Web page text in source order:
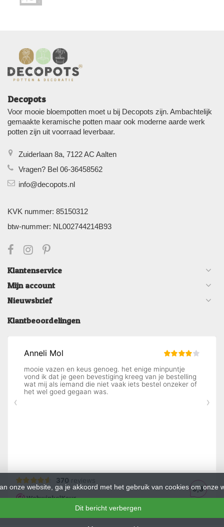
Decopots
Voor mooie bloempotten moet u bij Decopots zijn. Ambachtelijk
gemaakte keramische potten maar ook moderne aarde werk
potten zijn uit voorraad leverbaar.
Zuiderlaan 8a, 7122 AC Aalten
Vragen? Bel 06-36458562
info@decopots.nl
KVK nummer: 85150312
btw-nummer: NL002744214B93
Klantenservice
Mijn account
Nieuwsbrief
Klantbeoordelingen
onze website, ga je akkoord met het gebruik van cookies om onze
Dit bericht verbergen